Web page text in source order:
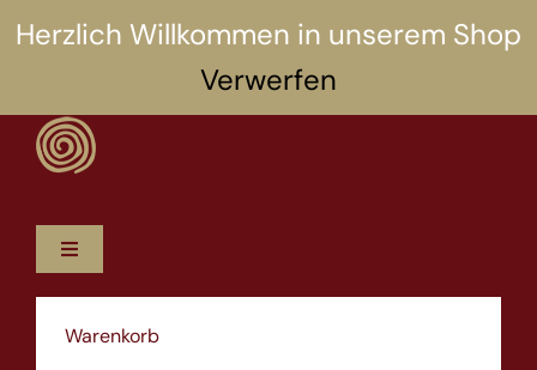
Herzlich Willkommen in unserem Shop
Verwerfen
Inhalt
Toggle
Warenkorb